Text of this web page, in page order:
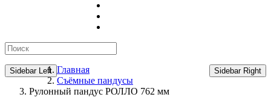
Sidebar Left Sidebar Right
Главная
Съёмные пандусы
Рулонный пандус РОЛЛО 762 мм